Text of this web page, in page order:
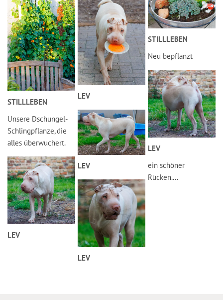
STILLLEBEN
Unsere Dschungel-
Schlingpflanze, die
alles überwuchert.
LEV
LEV
LEV
LEV
STILLLEBEN
Neu bepflanzt
LEV
ein schöner
Rücken....